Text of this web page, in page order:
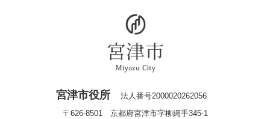
宮津市役所
法人番号2000020262056
〒626-8501 京都府宮津市字柳縄手345-1